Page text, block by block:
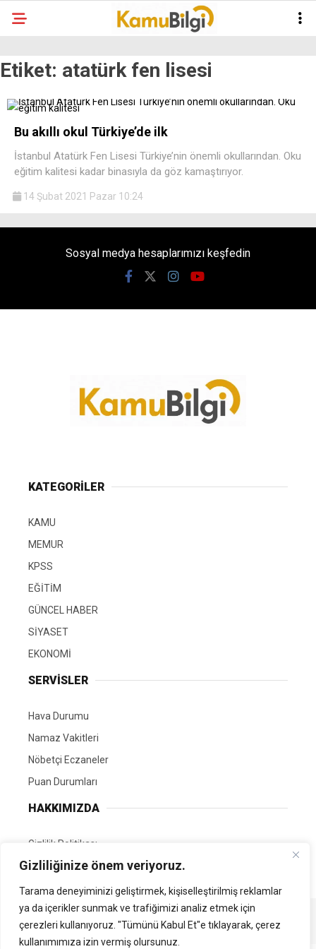
Gizliliğinize önem veriyoruz.
Tarama deneyiminizi geliştirmek, kişiselleştirilmiş reklamlar
ya da içerikler sunmak ve trafiğimizi analiz etmek için
çerezleri kullanıyoruz. "Tümünü Kabul Et"e tıklayarak, çerez
kullanımımıza izin vermiş olursunuz.
Etiket: atatürk fen lisesi
Bu akıllı okul Türkiye’de ilk
İstanbul Atatürk Fen Lisesi Türkiye’nin önemli okullarından. Oku
eğitim kalitesi kadar binasıyla da göz kamaştırıyor.
14 Şubat 2021 Pazar 10:24
Sosyal medya hesaplarımızı keşfedin
KATEGORİLER
KAMU
MEMUR
KPSS
EĞİTİM
GÜNCEL HABER
SİYASET
EKONOMİ
SERVİSLER
Hava Durumu
Namaz Vakitleri
Nöbetçi Eczaneler
Puan Durumları
HAKKIMIZDA
Gizlilik Politikası
GÖNÜLLÜ EDİTÖRÜMÜZ OL
Tüm Hakları Saklıdır. | Kamubilgi.com | 2026